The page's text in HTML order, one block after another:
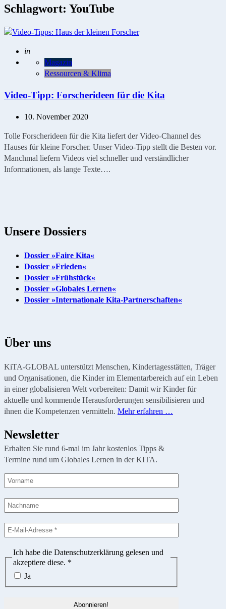
Schlagwort: YouTube
Geschrieben
in
Magazin
Ressourcen & Klima
Video-Tipp: Forscherideen für die Kita
10. November 2020
Tolle Forscherideen für die Kita liefert der Video-Channel des
Hauses für kleine Forscher. Unser Video-Tipp stellt die Besten vor.
Manchmal liefern Videos viel schneller und verständlicher
Informationen, als lange Texte….
Unsere Dossiers
Dossier »Faire Kita«
Dossier »Frieden«
Dossier »Frühstück«
Dossier »Globales Lernen«
Dossier »Internationale Kita-Partnerschaften«
Über uns
KiTA-GLOBAL unterstützt Menschen, Kindertagesstätten, Träger
und Organisationen, die Kinder im Elementarbereich auf ein Leben
in einer globalisieren Welt vorbereiten: Damit wir Kinder für
aktuelle und kommende Herausforderungen sensibilisieren und
ihnen die Kompetenzen vermitteln. Mehr erfahren …
Newsletter
Erhalten Sie rund 6-mal im Jahr kostenlos Tipps &
Termine rund um Globales Lernen in der KITA.
Ich habe die Datenschutzerklärung gelesen und
akzeptiere diese. *
Ja